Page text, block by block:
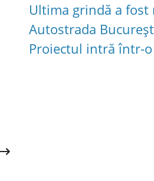
Ultima grindă a fost
Autostrada
Proiectul intră într-